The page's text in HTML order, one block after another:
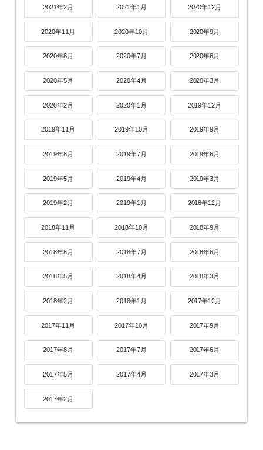
2021年2月 2021年1月 2020年12月
2020年11月 2020年10月 2020年9月
2020年8月 2020年7月 2020年6月
2020年5月 2020年4月 2020年3月
2020年2月 2020年1月 2019年12月
2019年11月 2019年10月 2019年9月
2019年8月 2019年7月 2019年6月
2019年5月 2019年4月 2019年3月
2019年2月 2019年1月 2018年12月
2018年11月 2018年10月 2018年9月
2018年8月 2018年7月 2018年6月
2018年5月 2018年4月 2018年3月
2018年2月 2018年1月 2017年12月
2017年11月 2017年10月 2017年9月
2017年8月 2017年7月 2017年6月
2017年5月 2017年4月 2017年3月
2017年2月